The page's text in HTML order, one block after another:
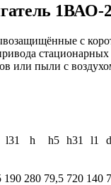
с
или пыли с
l31 h h5 h31 l1
190 280 79,5 720 140